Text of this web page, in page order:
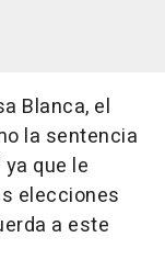
Blanca, el
la sentencia
que le
elecciones
a este